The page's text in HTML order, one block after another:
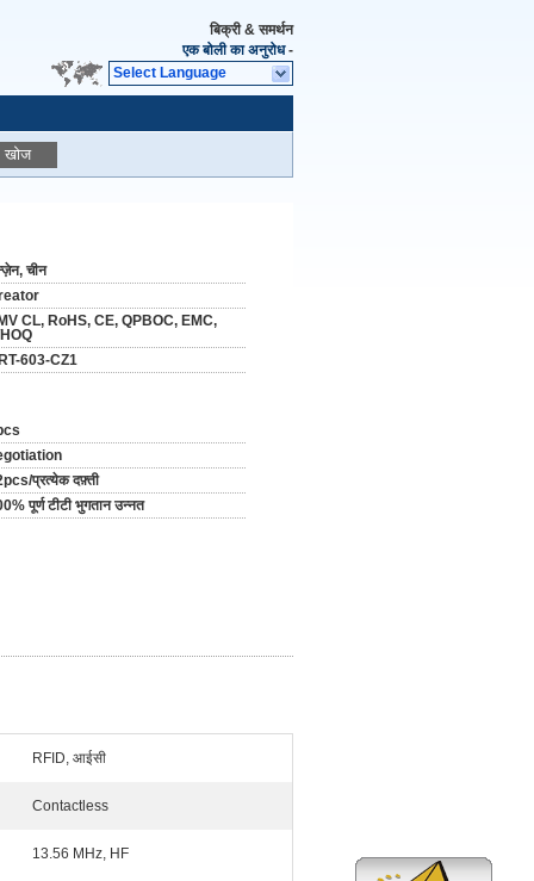
बिक्री & समर्थन
एक बोली का अनुरोध-
Select Language
खोज
चीन
CL, RoHS, CE, QPBOC, EMC,
603-CZ1
प्रत्येक दफ़्ती
पूर्ण टीटी भुगतान उन्नत
RFID, आईसी
Contactless
13.56 MHz, HF